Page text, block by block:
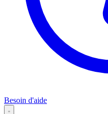
Besoin d'aide